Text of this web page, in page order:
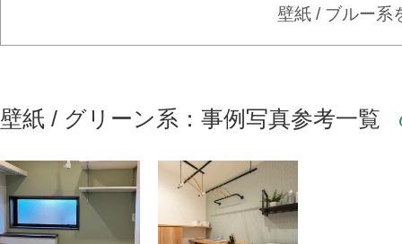
壁紙 / ブルー系
壁紙 / グリーン系：事例写真参考一覧